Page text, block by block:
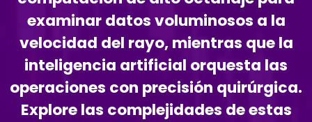
examinar datos voluminosos a la
velocidad del rayo, mientras que la
inteligencia artificial orquesta las
operaciones con precisión quirúrgica.
Explore las complejidades de estas